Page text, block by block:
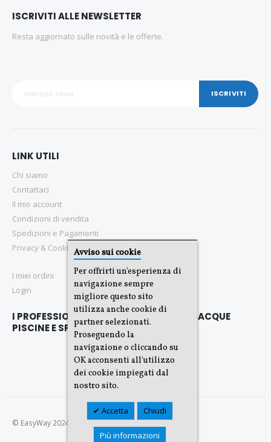
ISCRIVITI ALLE NEWSLETTER
Resta aggiornato sulle novità e le offerte.
ISCRIVITI
LINK UTILI
Chi siamo
Contattaci
Il mio account
Condizioni di vendita
Spedizioni e Pagamenti
Privacy & Cookie Policy
I miei ordini
Login
I PROFESSIONISTI PER IL TRATTAMENTO ACQUE
PISCINE E SPA
© EasyWay 2024. All Rights Reserved.
Avviso sui cookie
Per offrirti un'esperienza di
navigazione sempre
migliore questo sito
utilizza anche cookie di
partner selezionati.
Proseguendo la
navigazione o cliccando su
OK acconsenti all'utilizzo
dei cookie impiegati dal
nostro sito.
Accetta Chiudi
Più informazioni